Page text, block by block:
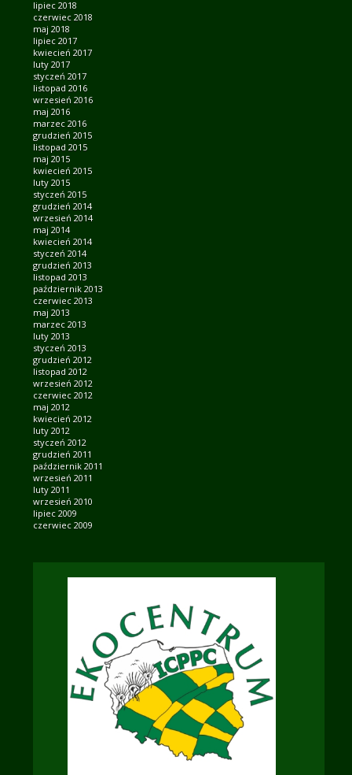
lipiec 2018
czerwiec 2018
maj 2018
lipiec 2017
kwiecień 2017
luty 2017
styczeń 2017
listopad 2016
wrzesień 2016
maj 2016
marzec 2016
grudzień 2015
listopad 2015
maj 2015
kwiecień 2015
luty 2015
styczeń 2015
grudzień 2014
wrzesień 2014
maj 2014
kwiecień 2014
styczeń 2014
grudzień 2013
listopad 2013
październik 2013
czerwiec 2013
maj 2013
marzec 2013
luty 2013
styczeń 2013
grudzień 2012
listopad 2012
wrzesień 2012
czerwiec 2012
maj 2012
kwiecień 2012
luty 2012
styczeń 2012
grudzień 2011
październik 2011
wrzesień 2011
luty 2011
wrzesień 2010
lipiec 2009
czerwiec 2009